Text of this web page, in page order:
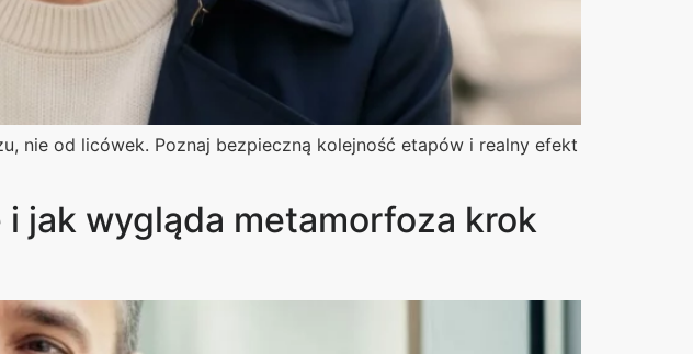
nie od licówek. Poznaj bezpieczną kolejność etapów i realny efekt
jak wygląda metamorfoza krok